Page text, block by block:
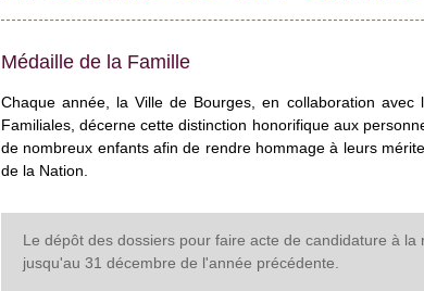
Médaille de la Famille
Chaque année, la Ville de Bourges, en collaboration avec
Familiales, décerne cette distinction honorifique aux
de nombreux enfants afin de rendre hommage à leurs
de la Nation.
Le dépôt des dossiers pour faire acte de candidature à
jusqu'au 31 décembre de l'année précédente.